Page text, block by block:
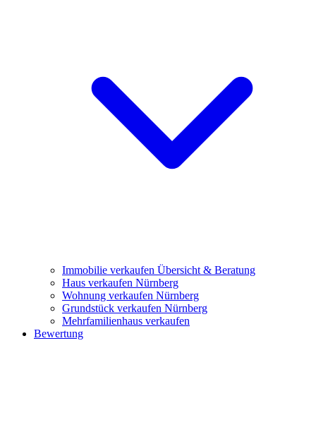
Immobilie verkaufen Übersicht & Beratung
Haus verkaufen Nürnberg
Wohnung verkaufen Nürnberg
Grundstück verkaufen Nürnberg
Mehrfamilienhaus verkaufen
Bewertung